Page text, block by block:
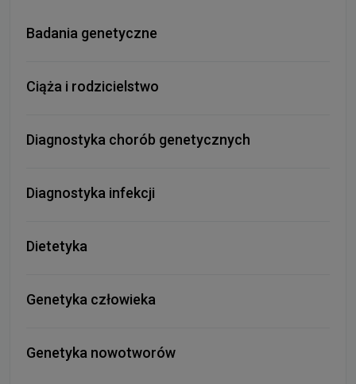
Badania genetyczne
Ciąża i rodzicielstwo
Diagnostyka chorób genetycznych
Diagnostyka infekcji
Dietetyka
Genetyka człowieka
Genetyka nowotworów